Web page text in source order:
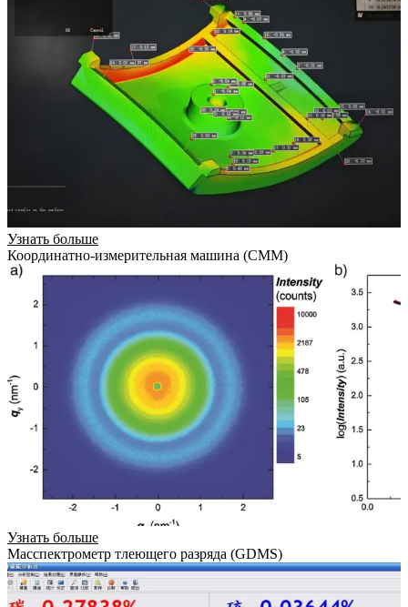
Узнать больше
Координатно-измерительная машина (CMM)
Узнать больше
Масспектрометр тлеющего разряда (GDMS)